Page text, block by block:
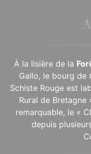
À la lisière de la
Gallo, le bourg de
Schiste Rouge est
Rural de Bretagne
remarquable, le «
depuis